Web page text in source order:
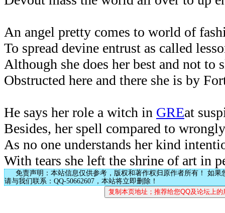
An angel pretty comes to world of
To spread devine entrust as called
Although she does her best and not to
Obstructed here and there she is by
He says her role a witch in GREat
Besides, her spell compared to
As no one understands her kind
With tears she left the shrine of art in
免责声明：本站信息仅供参考，版权和著作权归原作者所有！ 如果
请与我们联系：QQ-50662607，本站将立即删除！